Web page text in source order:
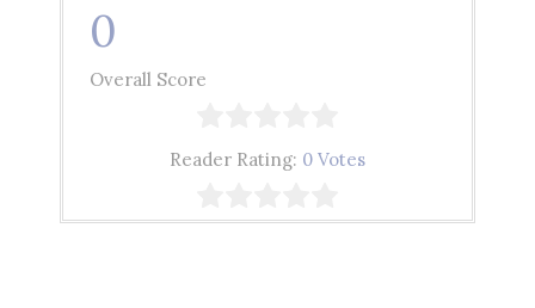
0
Overall Score
Reader Rating: 0 Votes